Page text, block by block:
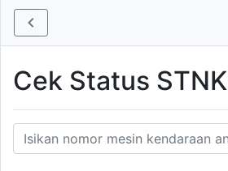
Cek Status STNK